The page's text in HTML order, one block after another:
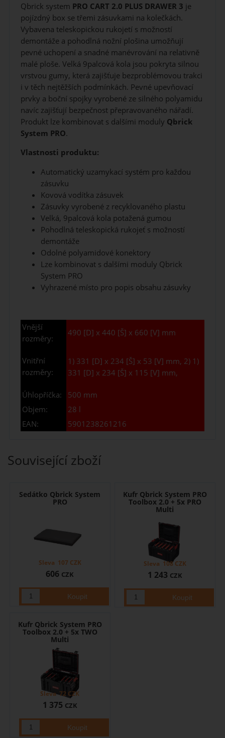
Qbrick system PRO CART 2.0 PLUS DRAWER 3 je
pojízdný box se třemi zásuvkami na kolečkách.
Vybavena teleskopickou rukojetí s možností
demontáže a pohodlná nožní plošina umožňují
pevné uchopení a snadné manévrování na relativně
malé ploše. Velká 9palcová kola jsou pokryta silnou
vrstvou gumy, která zajišťuje bezproblémovou trakci
i v těch nejtěžších podmínkách. Pevné upevňovací
prvky a boční spojky vyrobené ze silného polyamidu
navíc zajišťují bezpečnost přepravovaného nářadí.
Produkt lze kombinovat s dalšími moduly Qbrick
System PRO.
Vlastnosti produktu:
Automatický uzamykací systém pro každou
zásuvku
Kovová vodítka zásuvek
Zásuvky vyrobené z recyklovaného plastu
Velká, 9palcová kola potažená gumou
Pohodlná teleskopická rukojeť s možností
demontáže
Odolné polyamidové konektory
Lze kombinovat s dalšími moduly Qbrick
System PRO
Vyhrazené místo pro popis obsahu zásuvky
Vnější
rozměry:
490 [D] x 440 [Š] x 660 [V] mm
Vnitřní
rozměry:
1) 331 [D] x 234 [Š] x 53 [V] mm, 2) 1)
331 [D] x 234 [Š] x 115 [V] mm,
Úhlopříčka:
500 mm
Objem:
28 l
EAN:
5901238261216
Související zboží
Sedátko Qbrick System
PRO
606 CZK
Sleva 107 CZK
Kufr Qbrick System PRO
Toolbox 2.0 + 5x PRO
Multi
1 243 CZK
Sleva 108CZK
Kufr Qbrick System PRO
Toolbox 2.0 + 5x TWO
Multi
1 375 CZK
Sleva 72 CZK